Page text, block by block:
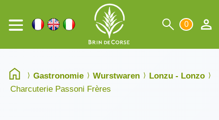
0
Gastronomie Wurstwaren
Lonzu - Lonzo
Charcuterie Passoni Frères